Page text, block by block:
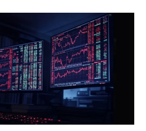
e trouxe milhões de novos
bolsa. Mas, junto com essa facilidade,
que […]